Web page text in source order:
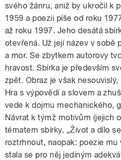
svého žánru, aniž by ukročil k
1959 a poezii píše od roku
až roku 1997. Jeho desátá
otevřená. Už její název v sobě
a mor. Se zbytkem autorovy
hravost. Sbírka je především
zpět. Obraz je však
Hra s výpovědí a slovem a
vede k dojmu mechanického,
Návrat k týmž motivům (jejich
tématem sbírky. „Život a dílo
roztrhnout, naopak: poezie
stala se pro něj jediným